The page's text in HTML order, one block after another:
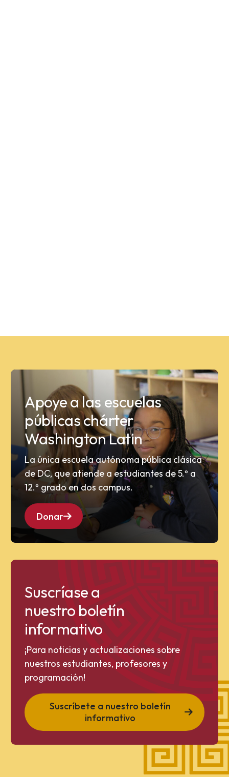
Apoye a las escuelas
públicas chárter
Washington Latin
La única escuela autónoma pública clásica
de DC, que atiende a estudiantes de 5.º a
12.º grado en dos campus.
Donar
Suscríase a
nuestro boletín
informativo
¡Para noticias y actualizaciones sobre
nuestros estudiantes, profesores y
programación!
Suscríbete a nuestro boletín
informativo